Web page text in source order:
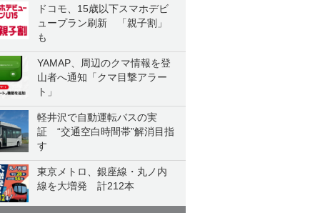
ドコモ、15歳以下スマホデビ
ュープラン刷新 「親子割」
も
YAMAP、周辺のクマ情報を登
山者へ通知「クマ目撃アラー
ト」
軽井沢で自動運転バスの実
証 “交通空白時間帯”解消目指
す
東京メトロ、銀座線・丸ノ内
線を大増発 計212本